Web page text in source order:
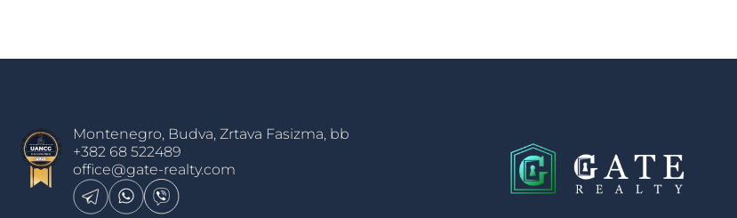
Montenegro, Budva, Zrtava Fasizma, bb
+382 68 522489
office@gate-realty.com